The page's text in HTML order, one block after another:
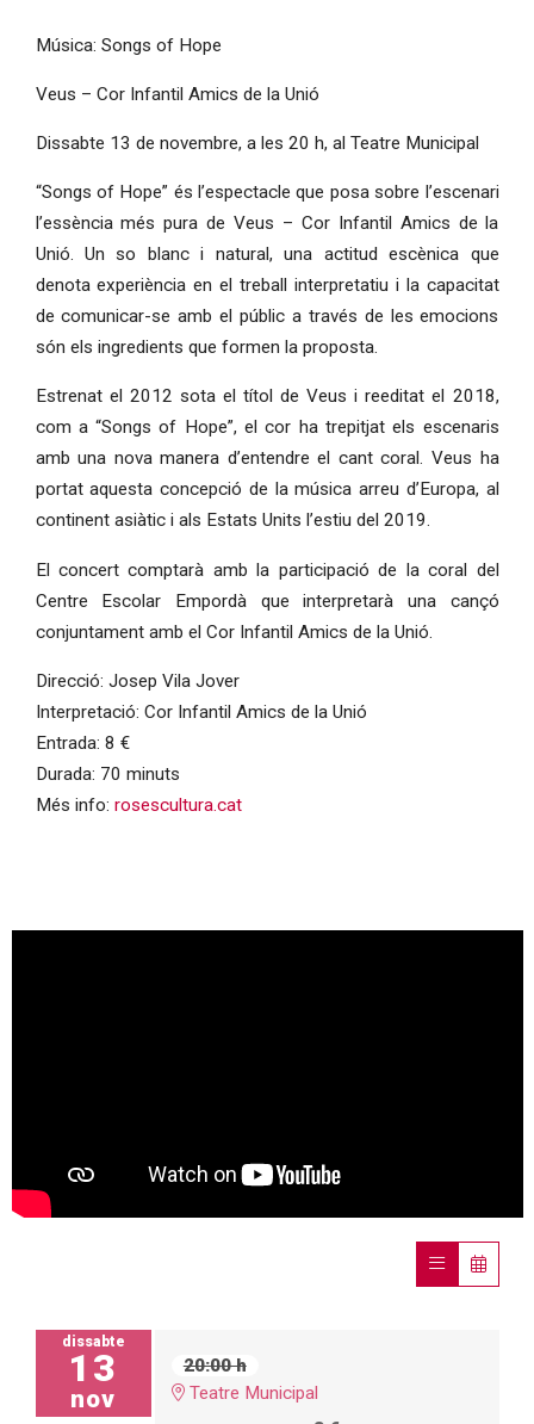
Música: Songs of Hope
Veus – Cor Infantil Amics de la Unió
Dissabte 13 de novembre, a les 20 h, al Teatre Municipal
“Songs of Hope” és l’espectacle que posa sobre l’escenari
l’essència més pura de Veus – Cor Infantil Amics de la
Unió. Un so blanc i natural, una actitud escènica que
denota experiència en el treball interpretatiu i la capacitat
de comunicar-se amb el públic a través de les emocions
són els ingredients que formen la proposta.
Estrenat el 2012 sota el títol de Veus i reeditat el 2018,
com a “Songs of Hope”, el cor ha trepitjat els escenaris
amb una nova manera d’entendre el cant coral. Veus ha
portat aquesta concepció de la música arreu d’Europa, al
continent asiàtic i als Estats Units l’estiu del 2019.
El concert comptarà amb la participació de la coral del
Centre Escolar Empordà que interpretarà una cançó
conjuntament amb el Cor Infantil Amics de la Unió.
Direcció: Josep Vila Jover
Interpretació: Cor Infantil Amics de la Unió
Entrada: 8 €
Durada: 70 minuts
Més info: rosescultura.cat
dissabte
13
nov
20:00 h
Teatre Municipal